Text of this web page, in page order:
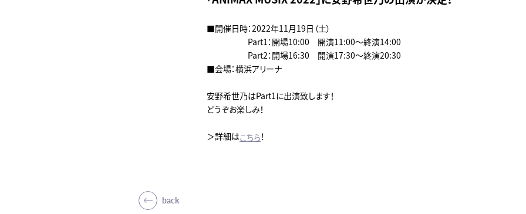
■開催日時：2022年11月19日（土）
Part1：開場10:00 開演11:00～終演14:00
Part2：開場16:30 開演17:30～終演20:30
■会場：横浜アリーナ
安野希世乃はPart1に出演致します！
どうぞお楽しみ！
＞詳細はこちら！
back